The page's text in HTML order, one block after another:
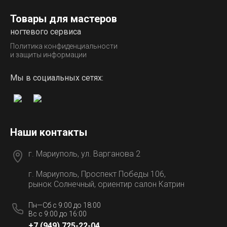
Товары для мастеров
ногтевого сервиса
Политика конфиденциальности
и защиты информации
Мы в социальных сетях:
Наши контакты
г. Мариуполь, ул. Варганова 2
г. Мариуполь, Проспект Победы 106,
рынок Солнечный, ориентир салон Катрин
Пн—Сб с 9:00 до 18:00
Вс с 9:00 до 16:00